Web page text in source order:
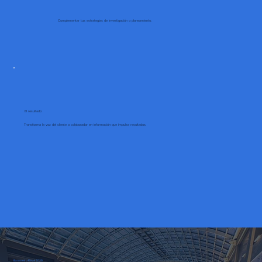
Complementar tus estrategias de investigación o planeamiento.
El resultado
Transforma la voz del cliente o colaborador en información que impulse resultados.
Barómetro Retail 2025